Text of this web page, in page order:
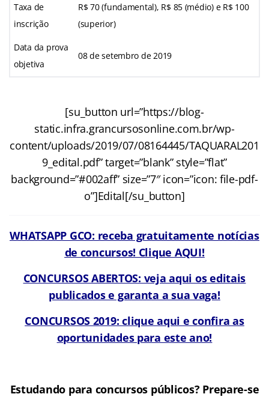
Taxa de
inscrição
R$ 70 (fundamental), R$ 85 (médio) e R$ 100
(superior)
Data da prova
objetiva
08 de setembro de 2019
[su_button url=”https://blog-
static.infra.grancursosonline.com.br/wp-
content/uploads/2019/07/08164445/TAQUARAL201
9_edital.pdf” target=”blank” style=”flat”
background=”#002aff” size=”7″ icon=”icon: file-pdf-
o”]Edital[/su_button]
WHATSAPP GCO: receba gratuitamente notícias
de concursos! Clique AQUI!
CONCURSOS ABERTOS: veja aqui os editais
publicados e garanta a sua vaga!
CONCURSOS 2019: clique aqui e confira as
oportunidades para este ano!
Estudando para concursos públicos? Prepare-se